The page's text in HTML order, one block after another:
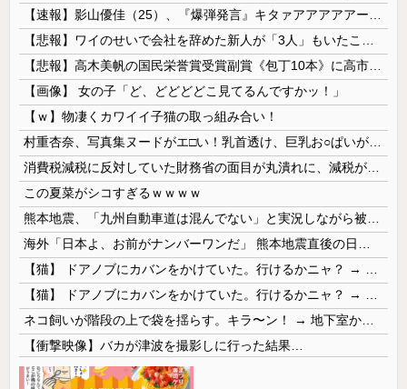
【画像】 女の子「ど、どどどどこ見てるんですかッ！」
【ｗ】物凄くカワイイ子猫の取っ組み合い！
この夏菜がシコすぎるｗｗｗｗ
【衝撃映像】バカが津波を撮影しに行った結果…